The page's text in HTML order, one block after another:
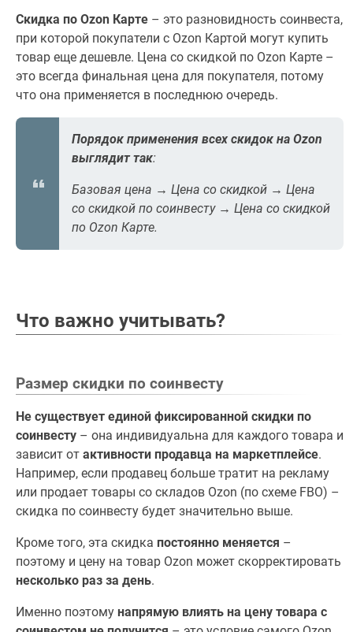
Скидка по Ozon Карте – это разновидность соинвеста,
при которой покупатели с Ozon Картой могут купить
товар еще дешевле. Цена со скидкой по Ozon Карте –
это всегда финальная цена для покупателя, потому
что она применяется в последнюю очередь.
Порядок применения всех скидок на Ozon
выглядит так:
Базовая цена → Цена со скидкой → Цена
со скидкой по соинвесту → Цена со скидкой
по Ozon Карте.
Что важно учитывать?
Размер скидки по соинвесту
Не существует единой фиксированной скидки по
соинвесту – она индивидуальна для каждого товара и
зависит от активности продавца на маркетплейсе.
Например, если продавец больше тратит на рекламу
или продает товары со складов Ozon (по схеме FBO) –
скидка по соинвесту будет значительно выше.
Кроме того, эта скидка постоянно меняется –
поэтому и цену на товар Ozon может скорректировать
несколько раз за день.
Именно поэтому напрямую влиять на цену товара с